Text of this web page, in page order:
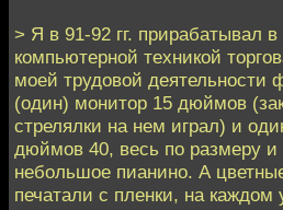
> Я в 91-92 гг. прирабатывал в
компьютерной техникой
моей трудовой деятельности
(один) монитор 15 дюймов
стрелялки на нем играл) и
дюймов 40, весь по размеру и
небольшое пианино. А
печатали с пленки, на каждом